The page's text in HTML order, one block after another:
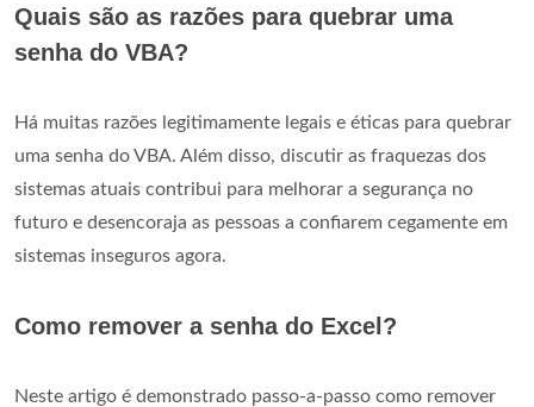
Quais são as razões para quebrar uma
senha do VBA?
Há muitas razões legitimamente legais e éticas para quebrar
uma senha do VBA. Além disso, discutir as fraquezas dos
sistemas atuais contribui para melhorar a segurança no
futuro e desencoraja as pessoas a confiarem cegamente em
sistemas inseguros agora.
Como remover a senha do Excel?
Neste artigo é demonstrado passo-a-passo como remover